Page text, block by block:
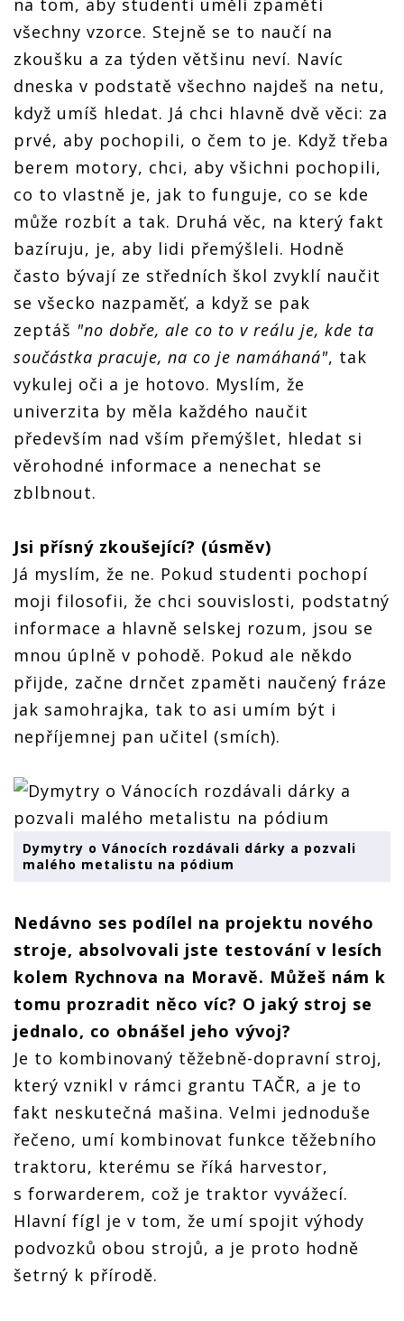
všechny vzorce. Stejně se to naučí na
zkoušku a za týden většinu neví. Navíc
dneska v podstatě všechno najdeš na netu,
když umíš hledat. Já chci hlavně dvě věci: za
prvé, aby pochopili, o čem to je. Když třeba
berem motory, chci, aby všichni pochopili,
co to vlastně je, jak to funguje, co se kde
může rozbít a tak. Druhá věc, na který fakt
bazíruju, je, aby lidi přemýšleli. Hodně
často bývají ze středních škol zvyklí naučit
se všecko nazpaměť, a když se pak
zeptáš "no dobře, ale co to v reálu je, kde ta
součástka pracuje, na co je namáhaná", tak
vykulej oči a je hotovo. Myslím, že
univerzita by měla každého naučit
především nad vším přemýšlet, hledat si
věrohodné informace a nenechat se
zblbnout.
Jsi přísný zkoušející? (úsměv)
Já myslím, že ne. Pokud studenti pochopí
moji filosofii, že chci souvislosti, podstatný
informace a hlavně selskej rozum, jsou se
mnou úplně v pohodě. Pokud ale někdo
přijde, začne drnčet zpaměti naučený fráze
jak samohrajka, tak to asi umím být i
nepříjemnej pan učitel (smích).
Dymytry o Vánocích rozdávali dárky a pozvali
malého metalistu na pódium
Nedávno ses podílel na projektu nového
stroje, absolvovali jste testování v lesích
kolem Rychnova na Moravě. Můžeš nám k
tomu prozradit něco víc? O jaký stroj se
jednalo, co obnášel jeho vývoj?
Je to kombinovaný těžebně-dopravní stroj,
který vznikl v rámci grantu TAČR, a je to
fakt neskutečná mašina. Velmi jednoduše
řečeno, umí kombinovat funkce těžebního
traktoru, kterému se říká harvestor,
s forwarderem, což je traktor vyvážecí.
Hlavní fígl je v tom, že umí spojit výhody
podvozků obou strojů, a je proto hodně
šetrný k přírodě.